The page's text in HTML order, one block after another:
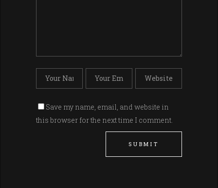
Save my name, email, and website in
this browser for the next time I comment.